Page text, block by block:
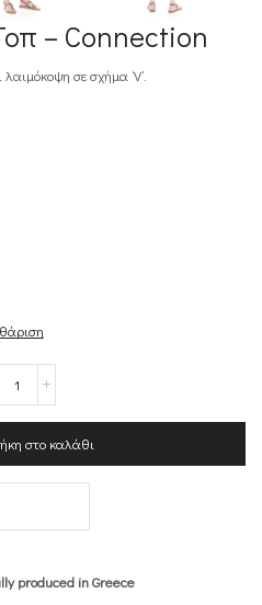
– Connection
σε σχήμα ‘V’.
στο καλάθι
produced in Greece